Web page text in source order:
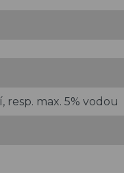
max. 5% vodou